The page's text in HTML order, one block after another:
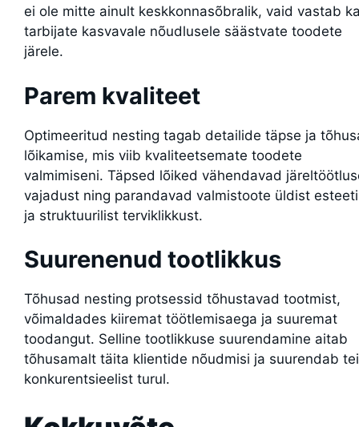
ei ole mitte ainult keskkonnasõbralik, vaid vastab
tarbijate kasvavale nõudlusele säästvate toodete
järele.
Parem kvaliteet
Optimeeritud nesting tagab detailide täpse ja
lõikamise, mis viib kvaliteetsemate toodete
valmimiseni. Täpsed lõiked vähendavad
vajadust ning parandavad valmistoote üldist
ja struktuurilist terviklikkust.
Suurenenud tootlikkus
Tõhusad nesting protsessid tõhustavad tootmist,
võimaldades kiiremat töötlemisaega ja suuremat
toodangut. Selline tootlikkuse suurendamine aitab
tõhusamalt täita klientide nõudmisi ja suurendab
konkurentsieelist turul.